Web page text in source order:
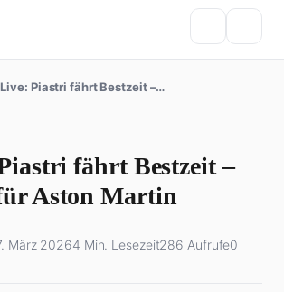
Live: Piastri fährt Bestzeit –…
fährt Bestzeit –
Aston Martin
März 20264 Min. Lesezeit286 Aufrufe0